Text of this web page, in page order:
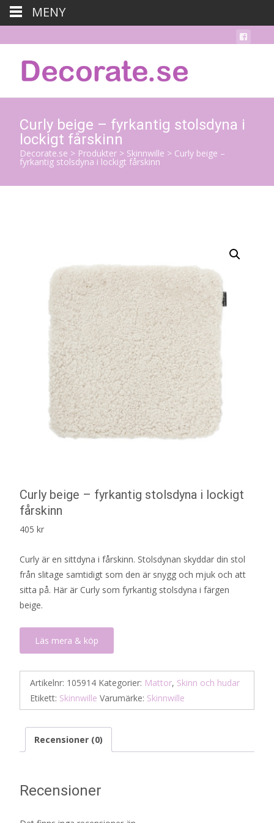
Curly beige – fyrkantig stolsdyna i
lockigt fårskinn
Decorate.se > Produkter > Skinnwille > Curly beige –
fyrkantig stolsdyna i lockigt fårskinn
Curly beige – fyrkantig stolsdyna i lockigt
fårskinn
405 kr
Curly är en sittdyna i fårskinn. Stolsdynan skyddar din stol
från slitage samtidigt som den är snygg och mjuk och att
sitta på. Här är Curly som fyrkantig stolsdyna i färgen
beige.
Läs mera & köp
Artikelnr: 105914 Kategorier: Mattor, Skinn och hudar
Etikett: Skinnwille Varumärke: Skinnwille
Recensioner (0)
Recensioner
MENY